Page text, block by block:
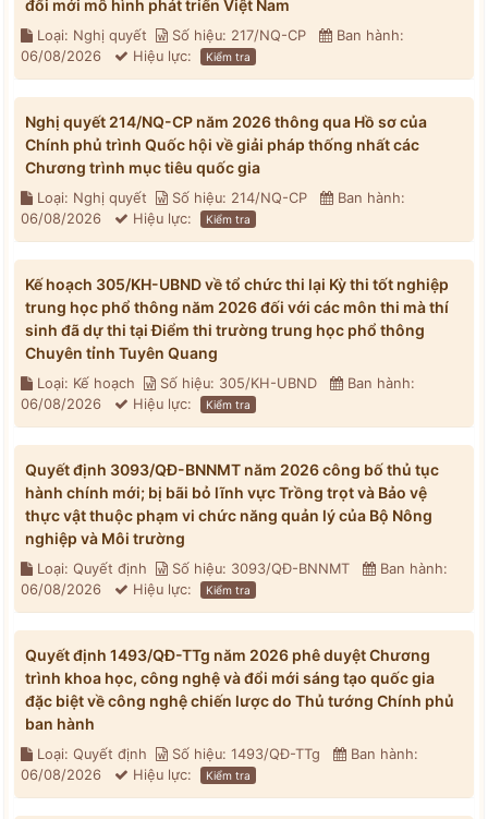
đổi mới mô hình phát triển Việt Nam
Loại: Nghị quyết Số hiệu: 217/NQ-CP
Ban hành:
06/08/2026
Hiệu lực: Kiểm tra
Nghị quyết 214/NQ-CP năm 2026 thông qua Hồ sơ của
Chính phủ trình Quốc hội về giải pháp thống nhất các
Chương trình mục tiêu quốc gia
Loại: Nghị quyết Số hiệu: 214/NQ-CP
Ban hành:
06/08/2026
Hiệu lực: Kiểm tra
Kế hoạch 305/KH-UBND về tổ chức thi lại Kỳ thi tốt nghiệp
trung học phổ thông năm 2026 đối với các môn thi mà thí
sinh đã dự thi tại Điểm thi trường trung học phổ thông
Chuyên tỉnh Tuyên Quang
Loại: Kế hoạch Số hiệu: 305/KH-UBND
Ban hành:
06/08/2026
Hiệu lực: Kiểm tra
Quyết định 3093/QĐ-BNNMT năm 2026 công bố thủ tục
hành chính mới; bị bãi bỏ lĩnh vực Trồng trọt và Bảo vệ
thực vật thuộc phạm vi chức năng quản lý của Bộ Nông
nghiệp và Môi trường
Loại: Quyết định Số hiệu: 3093/QĐ-BNNMT
Ban hành:
06/08/2026
Hiệu lực: Kiểm tra
Quyết định 1493/QĐ-TTg năm 2026 phê duyệt Chương
trình khoa học, công nghệ và đổi mới sáng tạo quốc gia
đặc biệt về công nghệ chiến lược do Thủ tướng Chính phủ
ban hành
Loại: Quyết định Số hiệu: 1493/QĐ-TTg
Ban hành:
06/08/2026
Hiệu lực: Kiểm tra